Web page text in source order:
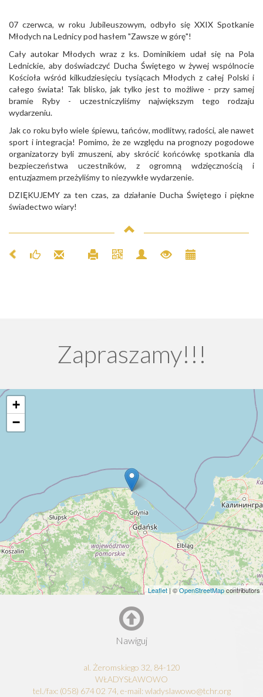
07 czerwca, w roku Jubileuszowym, odbyło się XXIX Spotkanie
Młodych na Lednicy pod hasłem "Zawsze w górę"!
Cały autokar Młodych wraz z ks. Dominikiem udał się na Pola
Lednickie, aby doświadczyć Ducha Świętego w żywej wspólnocie
Kościoła wśród kilkudziesięciu tysiącach Młodych z całej Polski i
całego świata! Tak blisko, jak tylko jest to możliwe - przy samej
bramie Ryby - uczestniczyliśmy największym tego rodzaju
wydarzeniu.
Jak co roku było wiele śpiewu, tańców, modlitwy, radości, ale nawet
sport i integracja! Pomimo, że ze względu na prognozy pogodowe
organizatorzy byli zmuszeni, aby skrócić końcówkę spotkania dla
bezpieczeństwa uczestników, z ogromną wdzięcznością i
entuzjazmem przeżyliśmy to niezywkłe wydarzenie.
DZIĘKUJEMY za ten czas, za działanie Ducha Świętego i piękne
świadectwo wiary!
Zapraszamy!!!
+
−
Leaflet | ©OpenStreetMapcontributors
Nawiguj
al. Żeromskiego 32, 84-120
WŁADYSŁAWOWO
tel./fax: (058) 674 02 74, e-mail: wladyslawowo@tchr.org